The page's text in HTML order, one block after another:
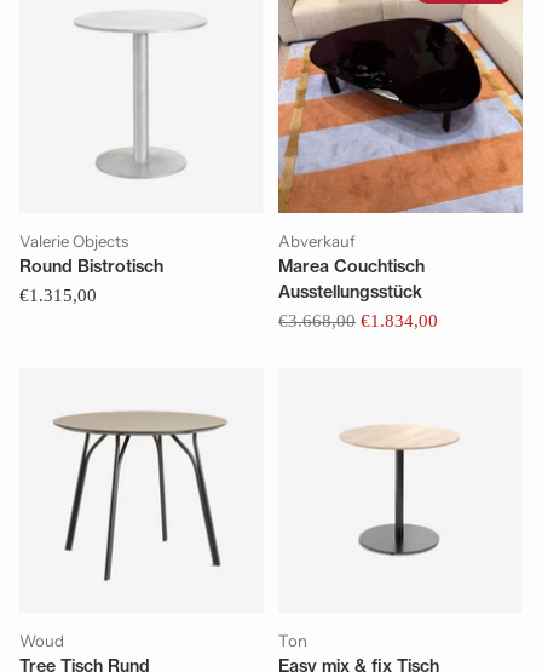
Valerie Objects
Round Bistrotisch
€1.315,00
Abverkauf
Marea Couchtisch
Ausstellungsstück
Normaler
€3.668,00 €1.834,00
Woud
Tree Tisch Rund
Ton
Easy mix & fix Tisch